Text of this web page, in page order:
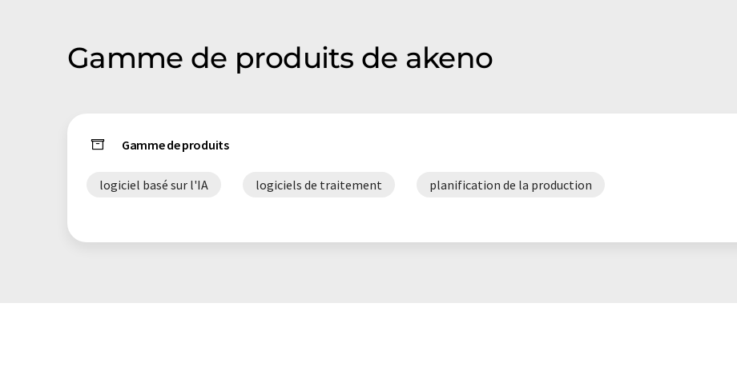
Gamme de produits de akeno
Gamme de produits
logiciel basé sur l'IA logiciels de traitement planification de la production